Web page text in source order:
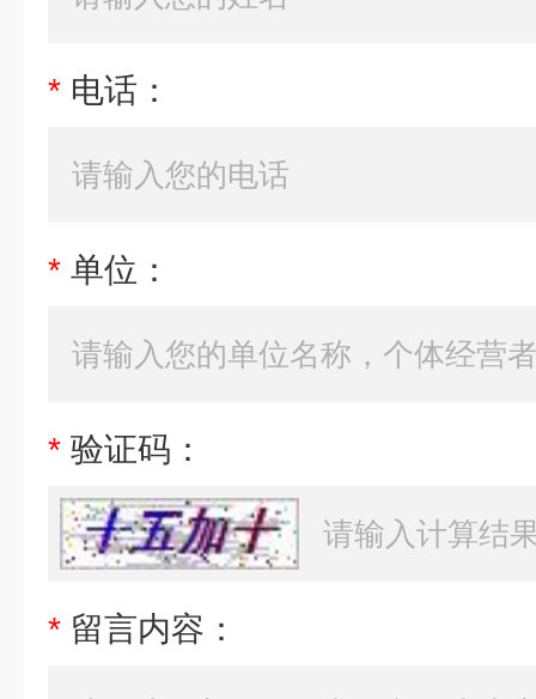
* 电话：
* 单位：
* 验证码：
* 留言内容：